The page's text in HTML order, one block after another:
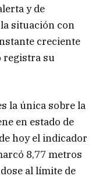
y de
situación con
creciente
registra su
la única sobre la
en estado de
hoy el indicador
8,77 metros
al límite de